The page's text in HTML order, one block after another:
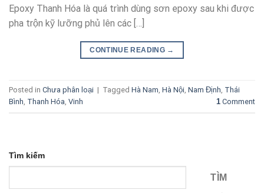
Epoxy Thanh Hóa là quá trình dùng sơn epoxy sau khi được
pha trộn kỹ lưỡng phủ lên các […]
CONTINUE READING →
Posted in Chưa phân loại | Tagged Hà Nam, Hà Nội, Nam Định, Thái
Bình, Thanh Hóa, Vinh 1 Comment
Tìm kiếm
TÌM